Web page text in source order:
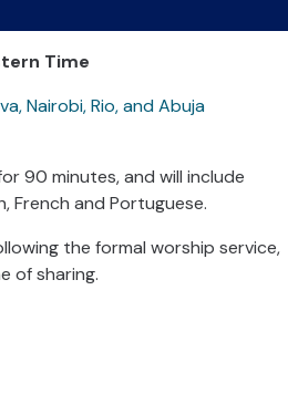
Time
Nairobi, Rio, and Abuja
90 minutes, and will include
French and Portuguese.
the formal worship service,
of sharing.